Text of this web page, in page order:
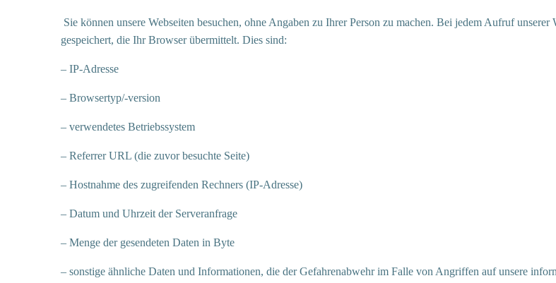
Sie können unsere Webseiten besuchen, ohne Angaben zu Ihrer Person zu machen. Bei jedem Aufruf
gespeichert, die Ihr Browser übermittelt. Dies sind:
– IP-Adresse
– Browsertyp/-version
– verwendetes Betriebssystem
– Referrer URL (die zuvor besuchte Seite)
– Hostnahme des zugreifenden Rechners (IP-Adresse)
– Datum und Uhrzeit der Serveranfrage
– Menge der gesendeten Daten in Byte
– sonstige ähnliche Daten und Informationen, die der Gefahrenabwehr im Falle von Angriffen auf unsere